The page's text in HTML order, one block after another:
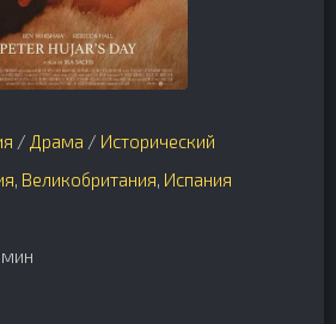
/ Драма / Исторический
, Великобритания, Испания
мин